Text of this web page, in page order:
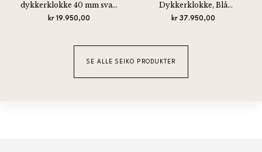
dykkerklokke 40 mm svart
safirglass
kr 19.950,00
Dykkerklokke, Blå
Safirglass 43 mm
kr 37.950,00
SE ALLE SEIKO PRODUKTER